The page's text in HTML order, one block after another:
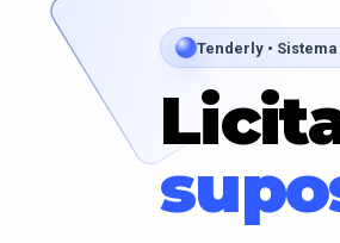
Tenderly •